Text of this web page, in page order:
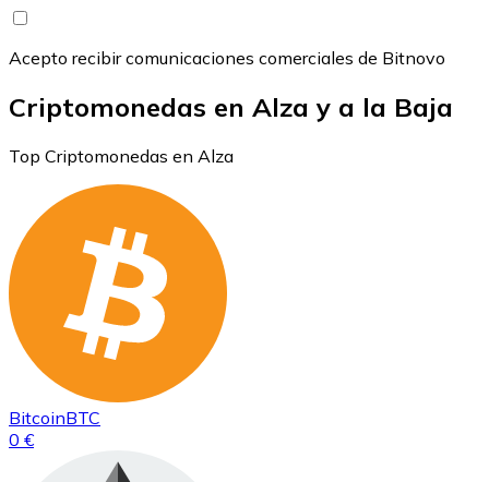
Acepto recibir comunicaciones comerciales de Bitnovo
Criptomonedas en Alza y a la Baja
Top Criptomonedas en Alza
BitcoinBTC
0 €